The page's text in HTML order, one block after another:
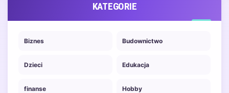
KATEGORIE
Biznes Budownictwo
Dzieci Edukacja
finanse Hobby